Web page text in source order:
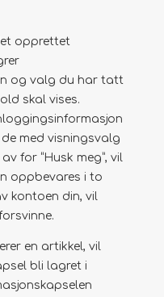
opprettet
og valg du har tatt
skal vises.
med visningsvalg
for “Husk meg”, vil
oppbevares i to
kontoen din, vil
en artikkel, vil
bli lagret i